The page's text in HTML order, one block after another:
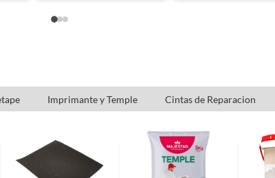
Imprimante y Temple Cintas de Reparacion